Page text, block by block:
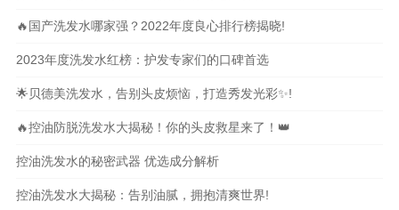
🔥国产洗发水哪家强？2022年度良心排行榜揭晓!
2023年度洗发水红榜：护发专家们的口碑首选
🌟贝德美洗发水，告别头皮烦恼，打造秀发光彩✨!
🔥控油防脱洗发水大揭秘！你的头皮救星来了！👑
控油洗发水的秘密武器 优选成分解析
控油洗发水大揭秘：告别油腻，拥抱清爽世界!